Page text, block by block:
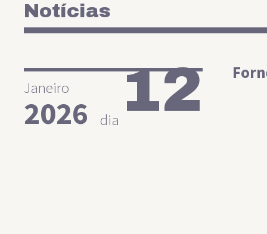
Notícias
Janeiro
2026 dia12